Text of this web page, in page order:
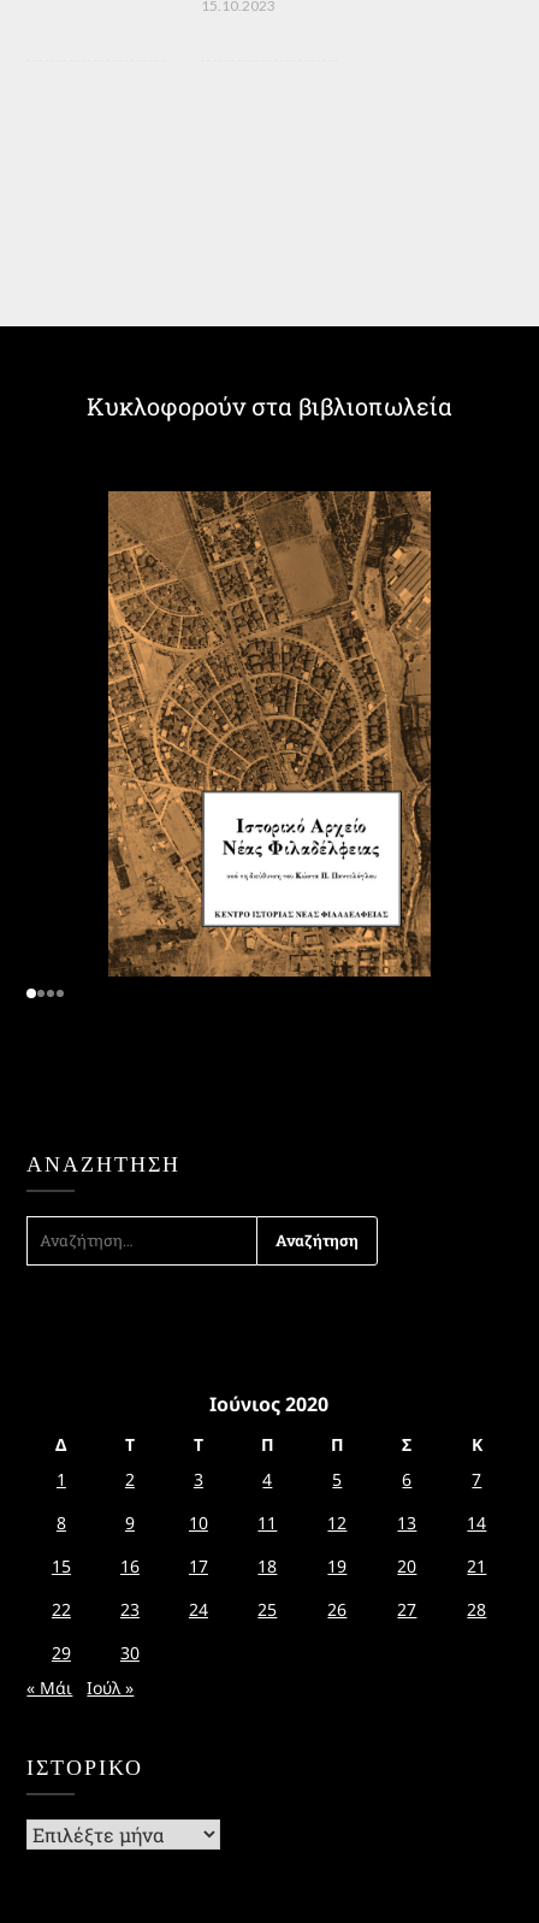
15.10.2023
Κυκλοφορούν στα βιβλιοπωλεία
ΑΝΑΖΉΤΗΣΗ
ΓΙΑ:
Ιούνιος 2020
Δ Τ Τ Π Π Σ
Κ
1
2 3 4 5 6
7
8
9 10 11 12 13
14
15
16 17 18 19 20
21
22
23 24 25 26 27
28
29
30
« Μάι
Ιούλ »
ΙΣΤΟΡΙΚΌ
Ιστορικό